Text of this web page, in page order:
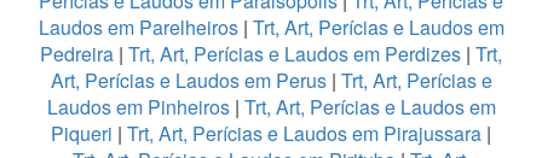
Laudos em Parelheiros| Trt, Art, Perícias e Laudos em
Pedreira | Trt, Art, Perícias e Laudos em Perdizes | Trt,
Art, Perícias e Laudos em Perus| Trt, Art, Perícias e
Laudos em Pinheiros| Trt, Art, Perícias e Laudos em
Piqueri | Trt, Art, Perícias e Laudos em Pirajussara |